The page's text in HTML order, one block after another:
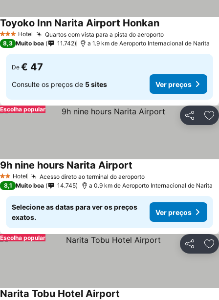
3 EstrelasHotel Quartos com vista para a pista do aeroporto
Toyoko Inn Narita Airport Honkan
8,3 Muito boa 11.742 a 1.9 km de Aeroporto Internacional de Narita
De € 47
Consulte os preços de 5 sites Ver preços
Partilhar
Escolha popular
2 Estrelas
Hotel Acesso direto ao terminal do aeroporto
9h nine hours Narita Airport
8,1 Muito boa 14.745 a 0.9 km de Aeroporto Internacional de Narita
Selecione as datas para ver os preços
exatos.
Ver preços
Partilhar
Escolha popular
Narita Tobu Hotel Airport